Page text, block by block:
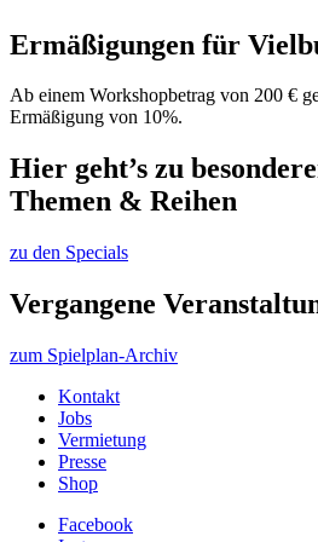
Ermäßigungen für
Ab einem Workshopbetrag von 200 €
Ermäßigung von 10%.
Hier geht’s zu
Themen & Reihen
zu den Specials
Vergangene
zum Spielplan-Archiv
Kontakt
Jobs
Vermietung
Presse
Shop
Facebook